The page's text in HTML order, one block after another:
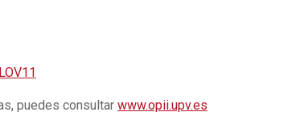
puedes consultar www.opii.upv.es